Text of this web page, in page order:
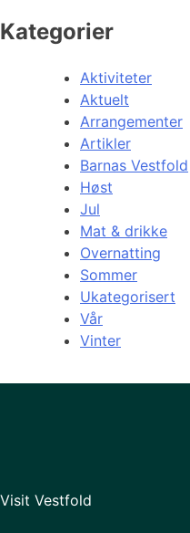
Kategorier
Aktiviteter
Aktuelt
Arrangementer
Artikler
Barnas Vestfold
Høst
Jul
Mat & drikke
Overnatting
Sommer
Ukategorisert
Vår
Vinter
Visit Vestfold